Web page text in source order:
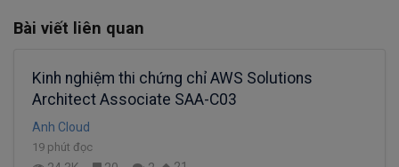
Bài viết liên quan
Kinh nghiệm thi chứng chỉ AWS Solutions
Architect Associate SAA-C03
Anh Cloud
19 phút đọc